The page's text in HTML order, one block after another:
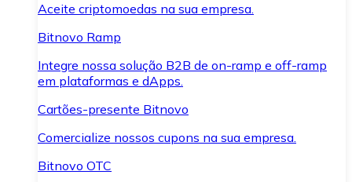
Aceite criptomoedas na sua empresa.
Bitnovo Ramp
Integre nossa solução B2B de on-ramp e off-ramp
em plataformas e dApps.
Cartões-presente Bitnovo
Comercialize nossos cupons na sua empresa.
Bitnovo OTC